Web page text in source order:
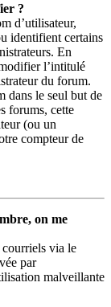
?
d’utilisateur,
identifient certains
En
l’intitulé
du forum.
dans le seul but de
forums, cette
(ou un
compteur de
on me
courriels via le
par
malveillante